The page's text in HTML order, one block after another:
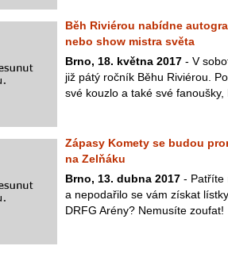
Běh Riviérou nabídne
nebo show mistra světa
Brno, 18. května 2017 - V
již pátý ročník Běhu Riviérou.
své kouzlo a také své
Zápasy Komety se budou
na Zelňáku
Brno, 13. dubna 2017 - Patříte
a nepodařilo se vám získat
DRFG Arény? Nemusíte